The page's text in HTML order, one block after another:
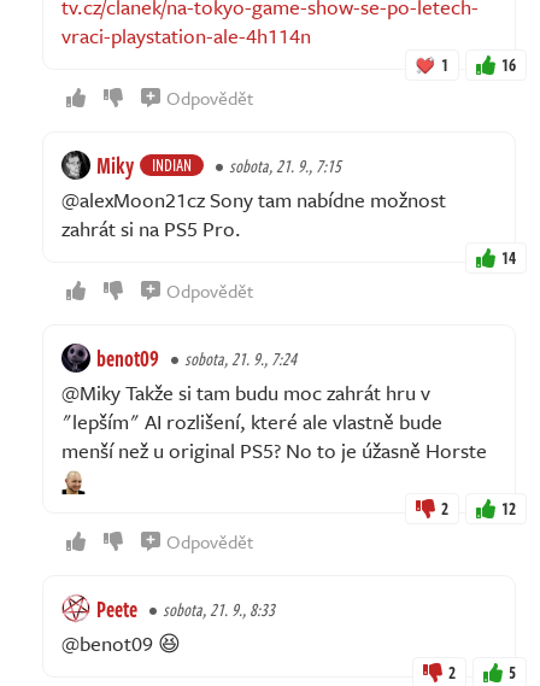
tv.cz/clanek/na-tokyo-game-show-se-po-letech-
vraci-playstation-ale-4h114n
1 16
Odpovědět
Miky INDIAN sobota, 21. 9., 7:15
@alexMoon21cz Sony tam nabídne možnost
zahrát si na PS5 Pro.
14
Odpovědět
benot09 sobota, 21. 9., 7:24
@Miky Takže si tam budu moc zahrát hru v
"lepším" AI rozlišení, které ale vlastně bude
menší než u original PS5? No to je úžasně Horste
2 12
Odpovědět
Peete sobota, 21. 9., 8:33
@benot09 😆
2 5